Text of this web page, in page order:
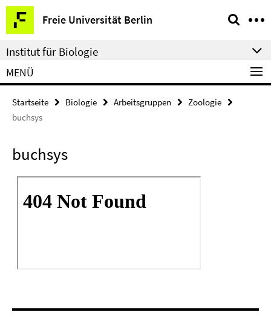
Springe
direkt
zu
Inhalt
Freie Universität Berlin
Service-
Navigation
Institut für Biologie
MENÜ
Startseite Biologie Arbeitsgruppen
Zoologie
buchsys
buchsys